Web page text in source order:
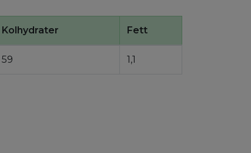
Kolhydrater Fett
59 1,1